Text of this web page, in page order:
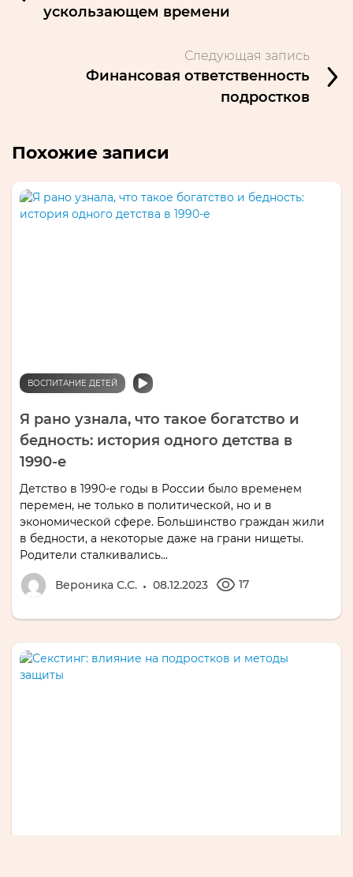
ускользающем времени
Следующая запись
Финансовая ответственность
подростков
Похожие записи
ВОСПИТАНИЕ ДЕТЕЙ
Я рано узнала, что такое богатство и
бедность: история одного детства в
1990-е
Детство в 1990-е годы в России было временем
перемен‚ не только в политической‚ но и в
экономической сфере.​ Большинство граждан жили
в бедности‚ а некоторые даже на грани нищеты.​
Родители сталкивались...
Вероника С.С. 08.12.2023 17